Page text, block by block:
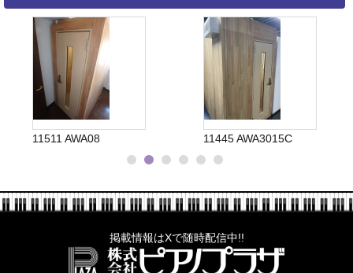
11511 AWA08 11445 AWA3015C
掲載情報はXで随時配信中!!